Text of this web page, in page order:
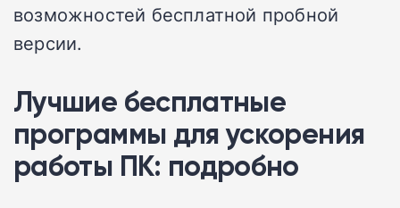
возможностей бесплатной пробной
версии.
Лучшие бесплатные
программы для ускорения
работы ПК: подробно